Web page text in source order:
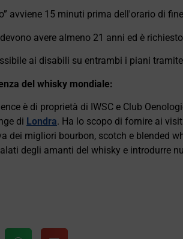
avviene 15 minuti prima dell'orario di
avere almeno 21 anni ed è
ai disabili su entrambi i piani
del whisky mondiale:
è di proprietà di IWSC e Club
di Londra. Ha lo scopo di fornire ai
dei migliori bourbon, scotch e blended
degli amanti del whisky e introdurre